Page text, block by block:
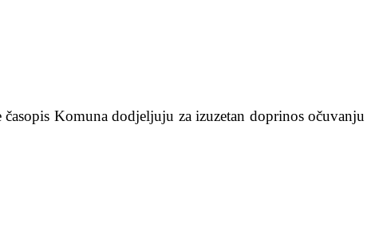
Komuna dodjeljuju za izuzetan doprinos očuvanju